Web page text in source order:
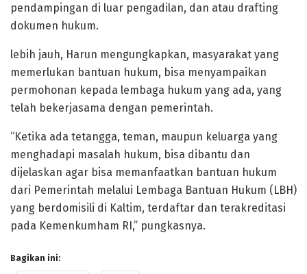
pendampingan di luar pengadilan, dan atau drafting
dokumen hukum.
lebih jauh, Harun mengungkapkan, masyarakat yang
memerlukan bantuan hukum, bisa menyampaikan
permohonan kepada lembaga hukum yang ada, yang
telah bekerjasama dengan pemerintah.
“Ketika ada tetangga, teman, maupun keluarga yang
menghadapi masalah hukum, bisa dibantu dan
dijelaskan agar bisa memanfaatkan bantuan hukum
dari Pemerintah melalui Lembaga Bantuan Hukum (LBH)
yang berdomisili di Kaltim, terdaftar dan terakreditasi
pada Kemenkumham RI,” pungkasnya.
Bagikan ini: